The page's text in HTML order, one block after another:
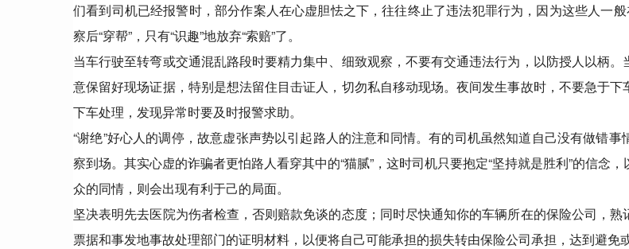
们看到司机已经报警时，部分作案人在心虚胆怯之下，往往终止了违法犯罪行为，因为这些人一般
察后“穿帮”，只有“识趣”地放弃“索赔”了。
当车行驶至转弯或交通混乱路段时要精力集中、细致观察，不要有交通违法行为，以防授人以柄
意保留好现场证据，特别是想法留住目击证人，切勿私自移动现场。夜间发生事故时，不要急于
下车处理，发现异常时要及时报警求助。
“谢绝”好心人的调停，故意虚张声势以引起路人的注意和同情。有的司机虽然知道自己没有做错
察到场。其实心虚的诈骗者更怕路人看穿其中的“猫腻”，这时司机只要抱定“坚持就是胜利”的信念
众的同情，则会出现有利于己的局面。
坚决表明先去医院为伤者检查，否则赔款免谈的态度；同时尽快通知你的车辆所在的保险公司，
票据和事发地事故处理部门的证明材料，以便将自己可能承担的损失转由保险公司承担，达到避免